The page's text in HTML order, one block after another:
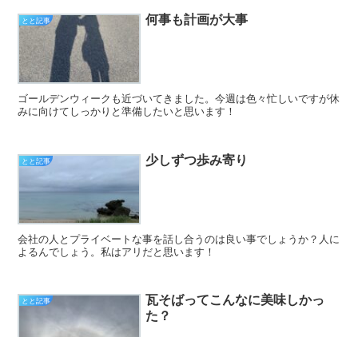
とと記事 何事も計画が大事
ゴールデンウィークも近づいてきました。今週は色々忙しいですが休
みに向けてしっかりと準備したいと思います！
とと記事 少しずつ歩み寄り
会社の人とプライベートな事を話し合うのは良い事でしょうか？人に
よるんでしょう。私はアリだと思います！
とと記事
瓦そばってこんなに美味しかっ
た？